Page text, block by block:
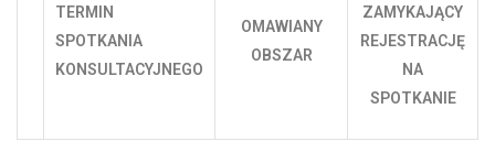
TERMIN
SPOTKANIA
KONSULTACYJNEGO
OMAWIANY
OBSZAR
ZAMYKAJĄCY
REJESTRACJĘ
NA
SPOTKANIE